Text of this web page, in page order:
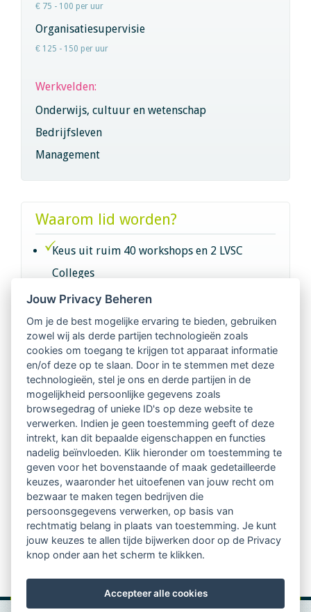
€ 75 - 100 per uur
Organisatiesupervisie
€ 125 - 150 per uur
Werkvelden:
Onderwijs, cultuur en wetenschap
Bedrijfsleven
Management
Waarom lid worden?
Keus uit ruim 40 workshops en 2 LVSC
Colleges
Intervisie met geregistreerde vakgenoten
Netwerk van 2100 professionals in 14
regio's
Vindbaar voor opdrachtgevers
Tijdschrift voor
Begeleidingskunde & kennisbank
Beroepsregistratie (LVSC keurmerk)
Lid worden van LVSC
Jouw Privacy Beheren
Om je de best mogelijke ervaring te bieden, gebruiken
zowel wij als derde partijen technologieën zoals
cookies om toegang te krijgen tot apparaat informatie
en/of deze op te slaan. Door in te stemmen met deze
technologieën, stel je ons en derde partijen in de
mogelijkheid persoonlijke gegevens zoals
browsegedrag of unieke ID's op deze website te
verwerken. Indien je geen toestemming geeft of deze
intrekt, kan dit bepaalde eigenschappen en functies
nadelig beïnvloeden. Klik hieronder om toestemming te
geven voor het bovenstaande of maak gedetailleerde
keuzes, waaronder het uitoefenen van jouw recht om
bezwaar te maken tegen bedrijven die
persoonsgegevens verwerken, op basis van
rechtmatig belang in plaats van toestemming. Je kunt
jouw keuzes te allen tijde bijwerken door op de Privacy
knop onder aan het scherm te klikken.
Accepteer alle cookies